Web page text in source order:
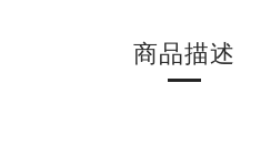
商品描述